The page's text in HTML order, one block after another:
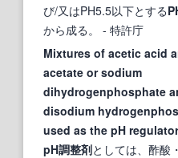
び/又はPH5.5以下とする
から成る。
- 特許庁
Mixtures of acetic acid
acetate or sodium
dihydrogenphosphate
disodium
used as the pH
pH調整剤としては、酢酸